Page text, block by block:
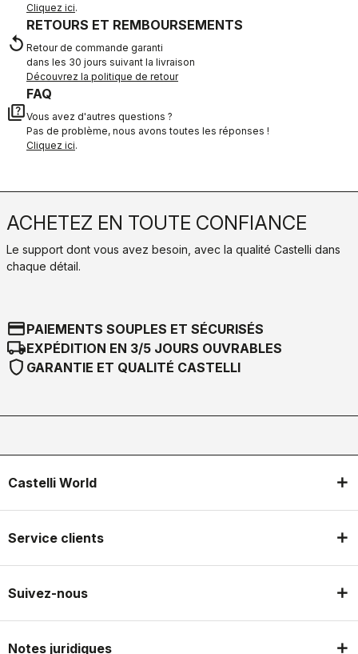
Cliquez ici.
replay
RETOURS ET REMBOURSEMENTS
Retour de commande garanti
dans les 30 jours suivant la livraison
Découvrez la politique de retour
quiz
FAQ
Vous avez d'autres questions ?
Pas de problème, nous avons toutes les réponses !
Cliquez ici.
ACHETEZ EN TOUTE CONFIANCE
Le support dont vous avez besoin, avec la qualité Castelli dans
chaque détail.
credit_cardPAIEMENTS SOUPLES ET SÉCURISÉS
local_shippingEXPÉDITION EN 3/5 JOURS OUVRABLES
shield GARANTIE ET QUALITÉ CASTELLI
Castelli World
Service clients
Suivez-nous
Notes juridiques